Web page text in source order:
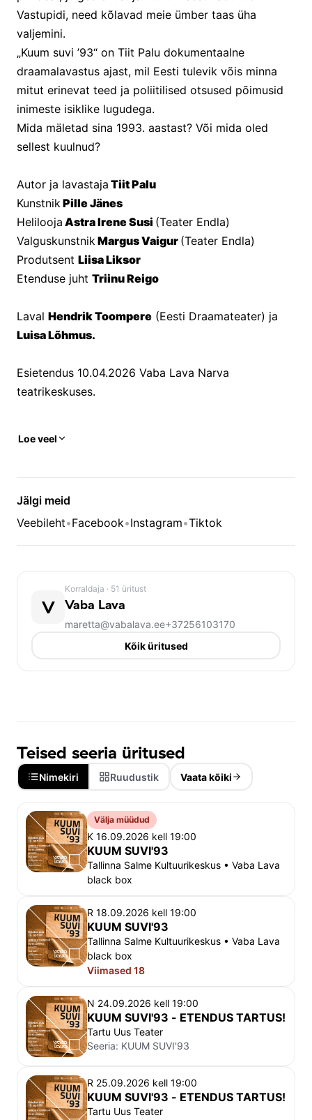
Vastupidi, need kõlavad meie ümber taas üha
valjemini.
„Kuum suvi ’93“ on Tiit Palu dokumentaalne
draamalavastus ajast, mil Eesti tulevik võis minna
mitut erinevat teed ja poliitilised otsused põimusid
inimeste isiklike lugudega.
Mida mäletad sina 1993. aastast? Või mida oled
sellest kuulnud?
Autor ja lavastaja Tiit Palu
Kunstnik Pille Jänes
Helilooja Astra Irene Susi (Teater Endla)
Valguskunstnik Margus Vaigur (Teater Endla)
Produtsent Liisa Liksor
Etenduse juht Triinu Reigo
Laval Hendrik Toompere (Eesti Draamateater) ja
Luisa Lõhmus.
Esietendus 10.04.2026 Vaba Lava Narva
teatrikeskuses.
Loe veel
Jälgi meid
Veebileht•Facebook•Instagram•Tiktok
V
Korraldaja · 51 üritust
Vaba Lava
maretta@vabalava.ee+37256103170
Kõik üritused
Teised seeria üritused
Nimekiri Ruudustik Vaata kõiki
Välja müüdud
K 16.09.2026 kell 19:00
KUUM SUVI'93
Tallinna Salme Kultuurikeskus • Vaba Lava
black box
R 18.09.2026 kell 19:00
KUUM SUVI'93
Tallinna Salme Kultuurikeskus • Vaba Lava
black box
Viimased 18
N 24.09.2026 kell 19:00
KUUM SUVI'93 - ETENDUS TARTUS!
Tartu Uus Teater
Seeria: KUUM SUVI'93
R 25.09.2026 kell 19:00
KUUM SUVI'93 - ETENDUS TARTUS!
Tartu Uus Teater